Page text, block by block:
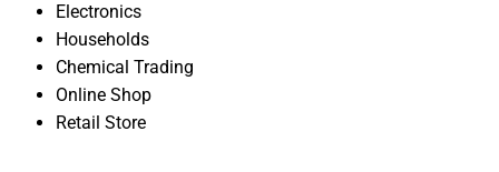
Electronics
Households
Chemical Trading
Online Shop
Retail Store